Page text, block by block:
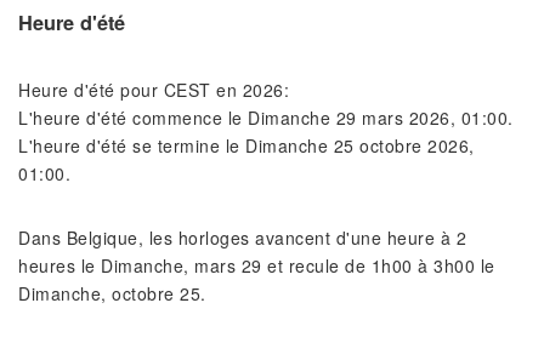
Heure d'été
Heure d'été pour CEST en 2026:
L'heure d'été commence le Dimanche 29 mars 2026, 01:00.
L'heure d'été se termine le Dimanche 25 octobre 2026,
01:00.
Dans Belgique, les horloges avancent d'une heure à 2
heures le Dimanche, mars 29 et recule de 1h00 à 3h00 le
Dimanche, octobre 25.